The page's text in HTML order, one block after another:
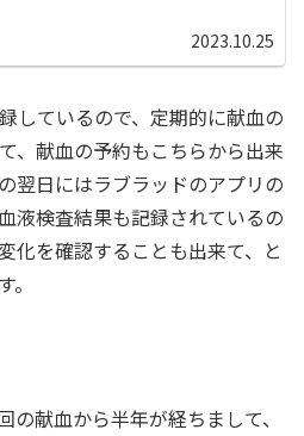
2023.10.25
しているので、定期的に献血の
、献血の予約もこちらから出来
翌日にはラブラッドのアプリの
液検査結果も記録されているの
化を確認することも出来て、と
の献血から半年が経ちまして、